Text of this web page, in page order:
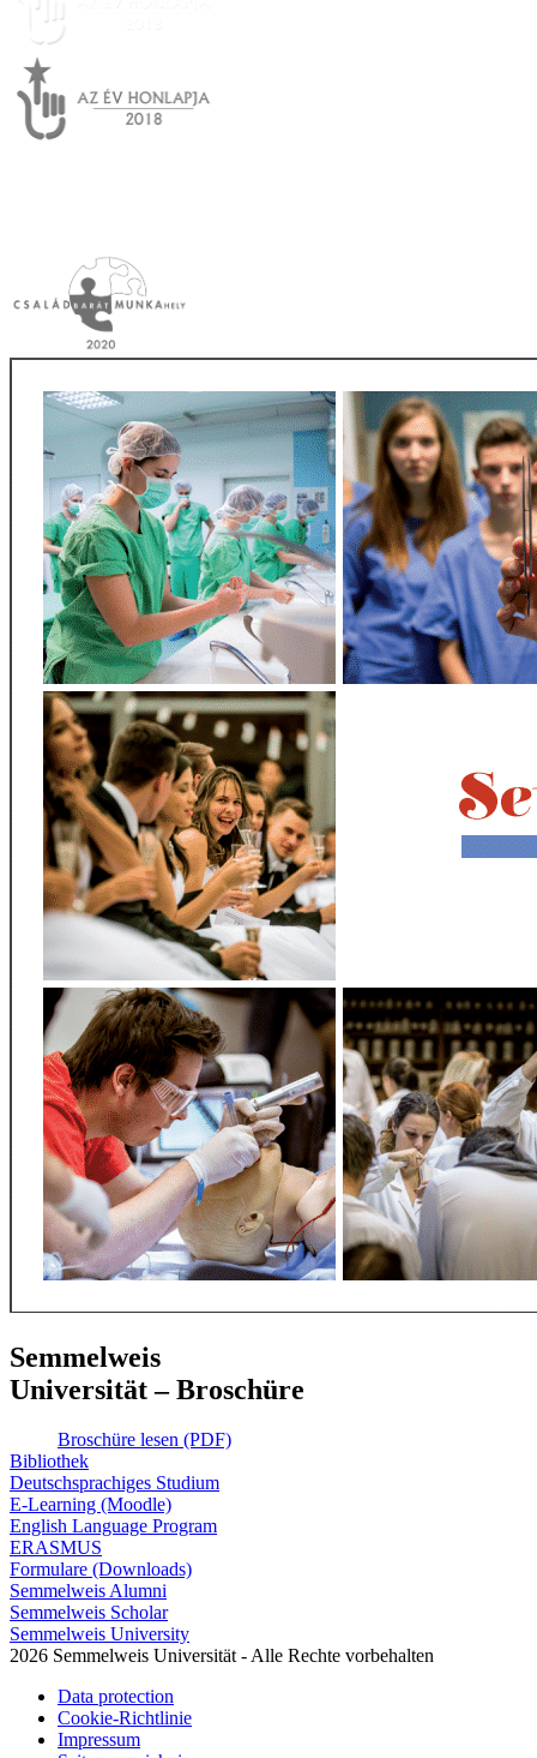
Semmelweis
Universität – Broschüre
Broschüre lesen (PDF)
Bibliothek
Deutschsprachiges Studium
E-Learning (Moodle)
English Language Program
ERASMUS
Formulare (Downloads)
Semmelweis Alumni
Semmelweis Scholar
Semmelweis University
2026 Semmelweis Universität - Alle Rechte vorbehalten
Data protection
Cookie-Richtlinie
Impressum